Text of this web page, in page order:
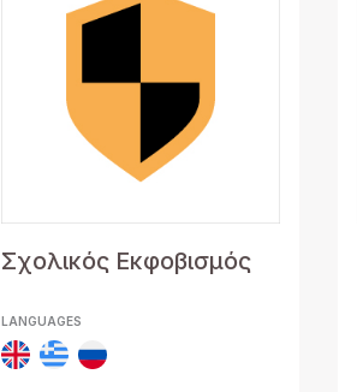
Σχολικός Εκφοβισμός
LANGUAGES